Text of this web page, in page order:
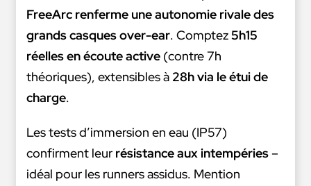
FreeArc renferme une autonomie rivale des
grands casques over-ear. Comptez5h15
réelles en écoute active (contre 7h
théoriques), extensibles à 28h via le étui de
charge.
Les tests d’immersion en eau (IP57)
confirment leur résistance aux intempéries–
idéal pour les runners assidus. Mention